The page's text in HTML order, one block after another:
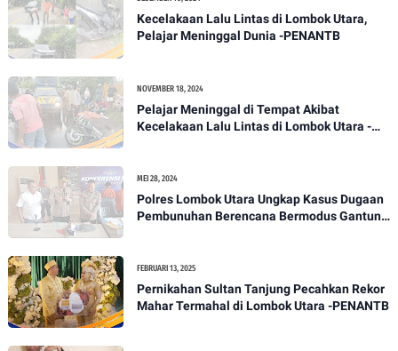
Kecelakaan Lalu Lintas di Lombok Utara,
Pelajar Meninggal Dunia -PENANTB
NOVEMBER 18, 2024
Pelajar Meninggal di Tempat Akibat
Kecelakaan Lalu Lintas di Lombok Utara -
MEI 28, 2024
Polres Lombok Utara Ungkap Kasus Dugaan
Pembunuhan Berencana Bermodus Gantung
FEBRUARI 13, 2025
Pernikahan Sultan Tanjung Pecahkan Rekor
Mahar Termahal di Lombok Utara -PENANTB